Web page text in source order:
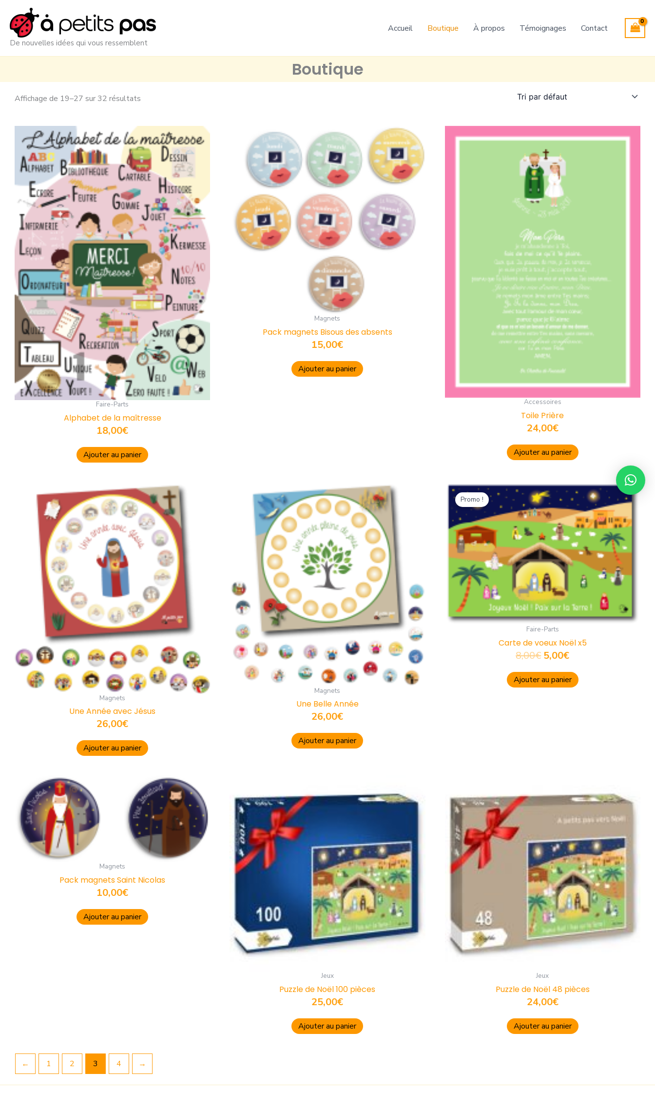
contenu
De nouvelles idées qui vous ressemblent
Accueil Boutique À propos Témoignages Contact
Boutique
Affichage de 19–27 sur 32 résultats
Faire-Parts
Alphabet de la maîtresse
18,00€
Ajouter au panier
Magnets
Pack magnets Bisous des absents
15,00€
Ajouter au panier
Accessoires
Toile Prière
24,00€
Ajouter au panier
Magnets
Une Année avec Jésus
26,00€
Ajouter au panier
Magnets
Une Belle Année
26,00€
Ajouter au panier
Promo !
Faire-Parts
Carte de voeux Noël x5
8,00€
Le
prix
initial
était :
8,00€.
5,00€
Le
prix
actuel
est :
5,00€.
Ajouter au panier
Magnets
Pack magnets Saint Nicolas
10,00€
Ajouter au panier
Jeux
Puzzle de Noël 100 pièces
25,00€
Ajouter au panier
Jeux
Puzzle de Noël 48 pièces
24,00€
Ajouter au panier
← 1 2 3 4 →